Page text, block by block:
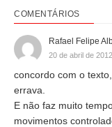
COMENTÁRIOS
Rafael Felipe
20 de abril de
concordo com o
errava.
E não faz muito
movimentos